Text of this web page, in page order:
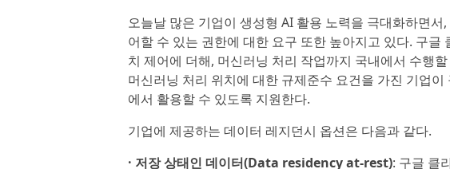
오늘날 많은 기업이 생성형 AI 활용 노력을 극대화하면
어할 수 있는 권한에 대한 요구 또한 높아지고 있다. 구
치 제어에 더해, 머신러닝 처리 작업까지 국내에서 수행
머신러닝 처리 위치에 대한 규제준수 요건을 가진 기업
에서 활용할 수 있도록 지원한다.
기업에 제공하는 데이터 레지던시 옵션은 다음과 같다.
· 저장 상태인 데이터(Data residency at-rest): 구글 클